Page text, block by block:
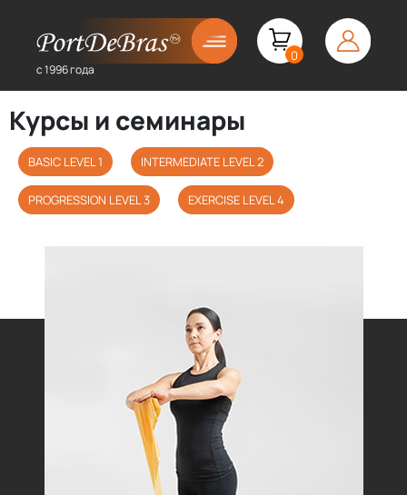
с 1996 года
0
Курсы и семинары
BASIC LEVEL 1 INTERMEDIATE LEVEL 2
PROGRESSION LEVEL 3 EXERCISE LEVEL 4